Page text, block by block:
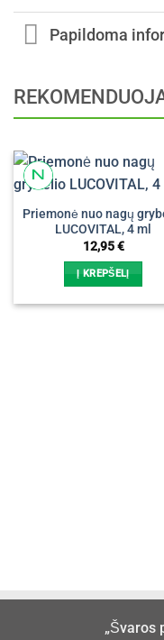
Papildoma
Priemonė nuo nagų
LUCOVITAL, 4 ml
12,95€
Į KREPŠELĮ
„Švaros